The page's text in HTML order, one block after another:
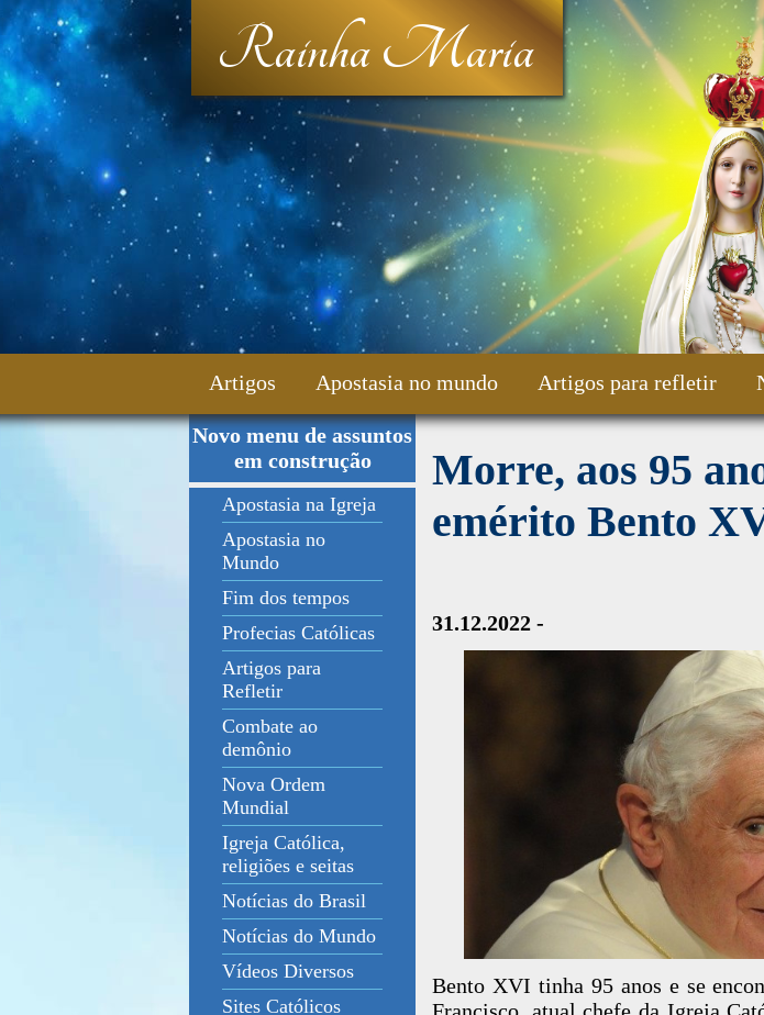
Rainha Maria
Artigos Apostasia no mundo Artigos para refletir
Fale Conosco
Novo menu de assuntos
em construção
Apostasia na Igreja
Apostasia no
Mundo
Fim dos tempos
Profecias Católicas
Artigos para
Refletir
Combate ao
demônio
Nova Ordem
Mundial
Igreja Católica,
religiões e seitas
Notícias do Brasil
Notícias do Mundo
Vídeos Diversos
Sites Católicos
Morre, aos 95
emérito Bento
31.12.2022 -
Bento XVI tinha 95 anos e se
Francisco, atual chefe da Igreja